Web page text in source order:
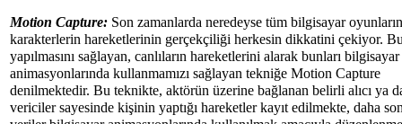
Motion Capture: Son zamanlarda neredeyse tüm bilgisayar
karakterlerin hareketlerinin gerçekçiliği herkesin dikkatini çekiyor.
yapılmasını sağlayan, canlıların hareketlerini alarak bunları bilgisayar
animasyonlarında kullanmamızı sağlayan tekniğe Motion Capture
denilmektedir. Bu teknikte, aktörün üzerine bağlanan belirli alıcı ya
vericiler sayesinde kişinin yaptığı hareketler kayıt edilmekte, daha